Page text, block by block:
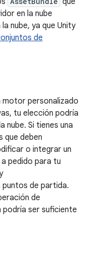
en la nube
nube, ya que Unity
de
motor personalizado
tu elección podría
nube. Si tienes una
que deben
o integrar un
pedido para tu
puntos de partida.
de
podría ser suficiente